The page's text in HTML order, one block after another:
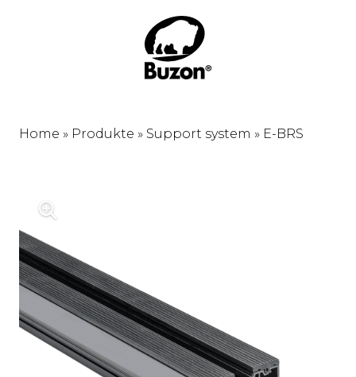
Home » Produkte » Support system » E-BRS